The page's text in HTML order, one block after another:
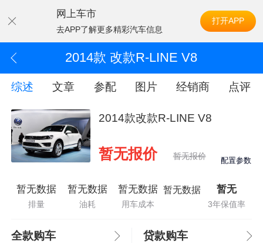
网上车市
去APP了解更多精彩汽车信息
打开APP
2014款 改款R-LINE V8
综述 文章 参配 图片 经销商 点评
2014款改款R-LINE V8
暂无报价 暂无报价 配置参数
暂无数据
排量
暂无数据
油耗
暂无数据
用车成本
暂无数据 暂无
3年保值率
全款购车 贷款购车